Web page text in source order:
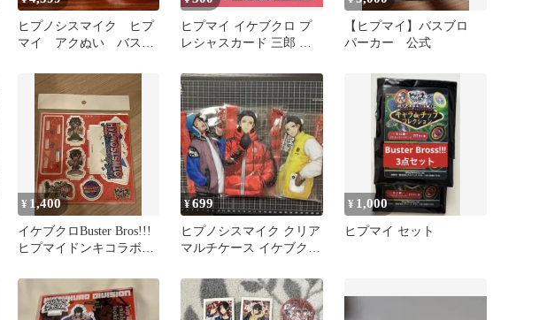
ヒプノシスマイク ヒプ
マイ アクぬい バスブ
ヒプマイ イケブクロ プ
レシャスカード 三郎 キ
【ヒプマイ】バスブロ
パーカー 公式
¥ 1,400
イケブクロBuster Bros!!!
ヒプマイドンキコラボア
¥699
ヒプノシスマイク クリア
マルチケース イケブクロ
¥ 1,000
ヒプマイ セット